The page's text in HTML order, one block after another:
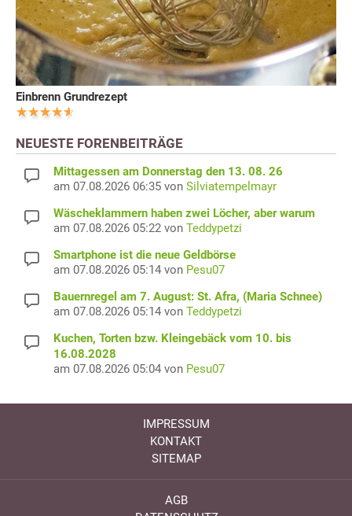
Einbrenn Grundrezept
NEUESTE FORENBEITRÄGE
Mittagessen am Donnerstag den 13. 08. 26
am 07.08.2026 06:35 von Silviatempelmayr
Wäscheklammern haben zwei Löcher, aber warum
am 07.08.2026 05:22 von Teddypetzi
Smartphone ist die neue Geldbörse
am 07.08.2026 05:14 von Pesu07
Bauernregel am 7. August: St. Afra, (Maria Schnee)
am 07.08.2026 05:14 von Teddypetzi
Kuchen, Torten bzw. Kleingebäck vom 10. bis
16.08.2028
am 07.08.2026 05:04 von Pesu07
IMPRESSUM
KONTAKT
SITEMAP
AGB